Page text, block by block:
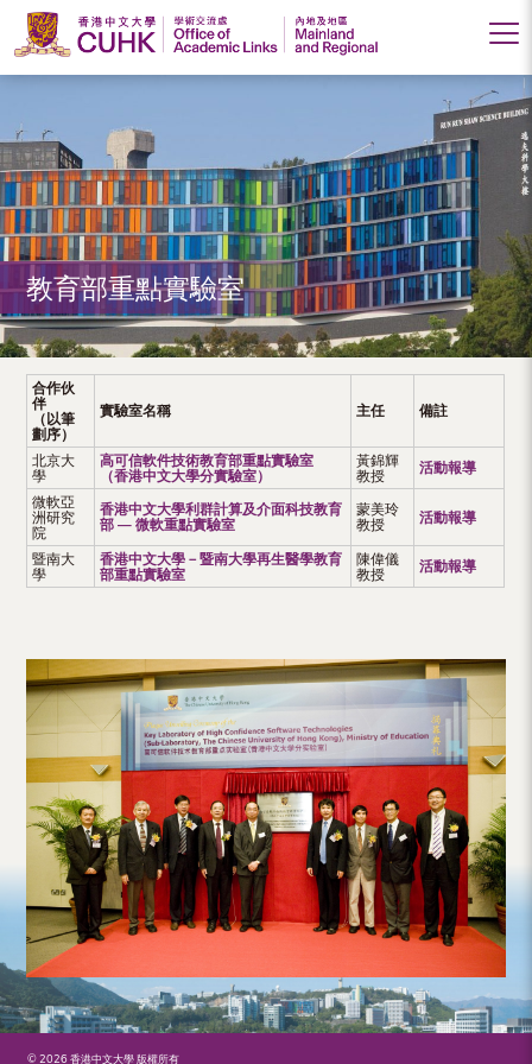
香
港
中
文
大
學
學
術
交
流
處
（內
地
地
區）
教育部重點實驗室
合作伙
伴
（以筆
劃序）
實驗室名稱 主任 備註
北京大
學
高可信軟件技術教育部重點實驗室
（香港中文大學分實驗室）
黃錦輝
教授
活動報導
微軟亞
洲研究
院
香港中文大學利群計算及介面科技教育
部 — 微軟重點實驗室
蒙美玲
教授
活動報導
暨南大
學
香港中文大學－暨南大學再生醫學教育
部重點實驗室
陳偉儀
教授
活動報導
© 2026 香港中文大學 版權所有